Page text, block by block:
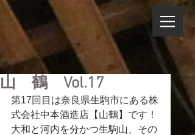
山 鶴 Vol.17
第17回目は奈良県生駒市にある株
式会社中本酒造店【山鶴】です！
大和と河内を分かつ生駒山、その